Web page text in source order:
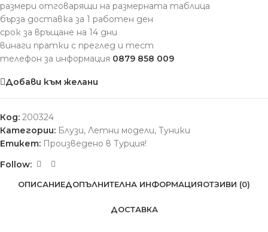
размери отговарящи на размерната таблица
бърза доставка за 1 работен ден
срок за връщане на 14 дни
винаги пратки с преглед и тест
телефон за информация 0879 858 009
Добави към желани
Код: 200324
Категории: Блузи, Летни модели, Туники
Етикет: Произведено в Турция!
Follow:
ОПИСАНИЕДОПЪЛНИТЕЛНА ИНФОРМАЦИЯОТЗИВИ (0)
ДОСТАВКА